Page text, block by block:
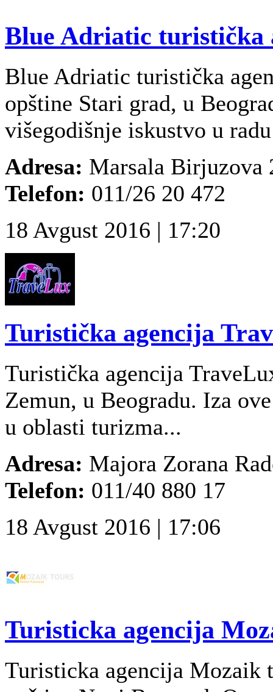
Blue Adriatic turistička
Blue Adriatic turistička
opštine Stari grad, u
višegodišnje iskustvo u
Adresa: Marsala Birjuzova
Telefon: 011/26 20 472
18 Avgust 2016 | 17:20
Turistička agencija
Turistička agencija
Zemun, u Beogradu. Iza
u oblasti turizma...
Adresa: Majora Zorana
Telefon: 011/40 880 17
18 Avgust 2016 | 17:06
Turisticka agencija
Turisticka agencija Mozaik